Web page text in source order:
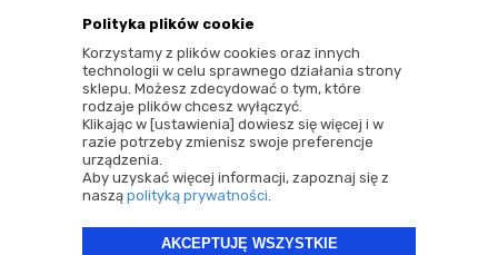
Polityka plików cookie
Korzystamy z plików cookies oraz innych
technologii w celu sprawnego działania strony
sklepu. Możesz zdecydować o tym, które
rodzaje plików chcesz wyłączyć.
Klikając w [ustawienia] dowiesz się więcej i w
razie potrzeby zmienisz swoje preferencje
urządzenia.
Aby uzyskać więcej informacji, zapoznaj się z
naszą polityką prywatności.
AKCEPTUJĘ WSZYSTKIE
Nomos Sp. z o.o. sp.k.
ul. Agrestowa 1
83-010 Rekcin
2026 © Copyrights by |Detailing House